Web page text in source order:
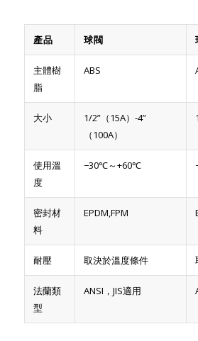
產品 球閥
主體樹
脂
ABS
大小
1/2”（15A）-4”
（100A）
使用溫
度
−30℃～+60℃
密封材
料
EPDM,FPM
耐壓 取決於溫度條件
法蘭類
型
ANSI，JIS適用